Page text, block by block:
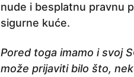
nude i besplatnu pravnu
sigurne kuće.
Pored toga imamo i svoj
može prijaviti bilo što,